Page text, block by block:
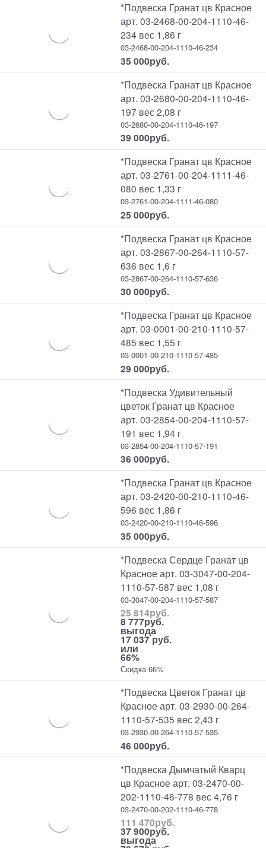
*Подвеска Гранат цв Красное
арт. 03-2468-00-204-1110-46-
234 вес 1,86 г
03-2468-00-204-1110-46-234
35 000руб.
*Подвеска Гранат цв Красное
арт. 03-2680-00-204-1110-46-
197 вес 2,08 г
03-2680-00-204-1110-46-197
39 000руб.
*Подвеска Гранат цв Красное
арт. 03-2761-00-204-1111-46-
080 вес 1,33 г
03-2761-00-204-1111-46-080
25 000руб.
*Подвеска Гранат цв Красное
арт. 03-2867-00-264-1110-57-
636 вес 1,6 г
03-2867-00-264-1110-57-636
30 000руб.
*Подвеска Гранат цв Красное
арт. 03-0001-00-210-1110-57-
485 вес 1,55 г
03-0001-00-210-1110-57-485
29 000руб.
*Подвеска Удивительный
цветок Гранат цв Красное
арт. 03-2854-00-204-1110-57-
191 вес 1,94 г
03-2854-00-204-1110-57-191
36 000руб.
*Подвеска Гранат цв Красное
арт. 03-2420-00-210-1110-46-
596 вес 1,86 г
03-2420-00-210-1110-46-596
35 000руб.
*Подвеска Сердце Гранат цв
Красное арт. 03-3047-00-204-
1110-57-587 вес 1,08 г
03-3047-00-204-1110-57-587
25 814руб.
8 777руб.
выгода
17 037 руб.
или
66%
Скидка 66%
*Подвеска Цветок Гранат цв
Красное арт. 03-2930-00-264-
1110-57-535 вес 2,43 г
03-2930-00-264-1110-57-535
46 000руб.
*Подвеска Дымчатый Кварц
цв Красное арт. 03-2470-00-
202-1110-46-778 вес 4,76 г
03-2470-00-202-1110-46-778
111 470руб.
37 900руб.
выгода